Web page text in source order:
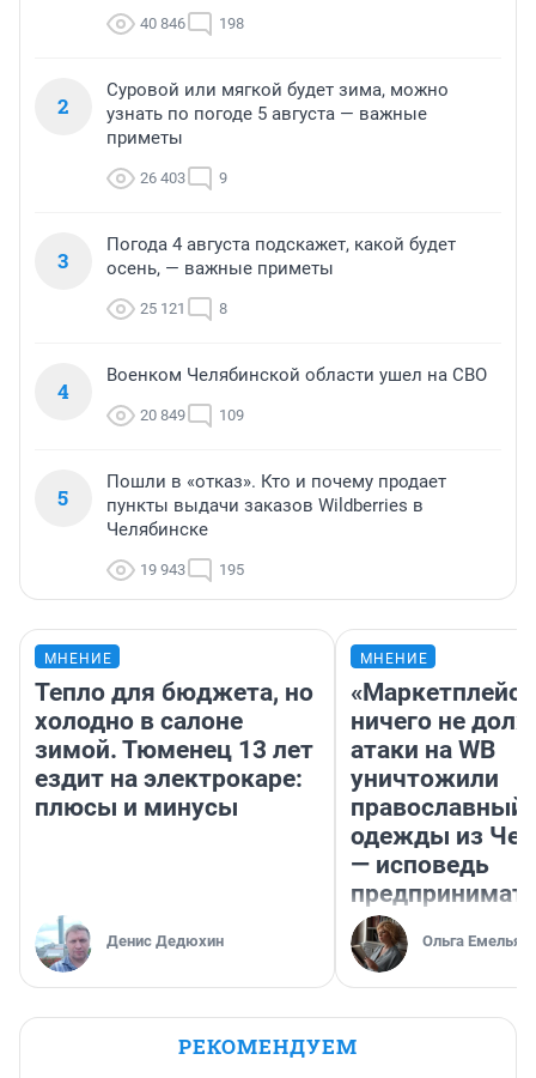
40 846 198
2
Суровой или мягкой будет зима, можно
узнать по погоде 5 августа — важные
приметы
26 403 9
3
Погода 4 августа подскажет, какой будет
осень, — важные приметы
25 121 8
4
Военком Челябинской области ушел на СВО
20 849 109
5
Пошли в «отказ». Кто и почему продает
пункты выдачи заказов Wildberries в
Челябинске
19 943 195
МНЕНИЕ
Тепло для бюджета, но
холодно в салоне
зимой. Тюменец 13 лет
ездит на электрокаре:
плюсы и минусы
Денис Дедюхин
МНЕНИЕ
«Маркетплейс
ничего не
атаки на WB
уничтожили
православный
одежды из
— исповедь
Ольга
РЕКОМЕНДУЕМ